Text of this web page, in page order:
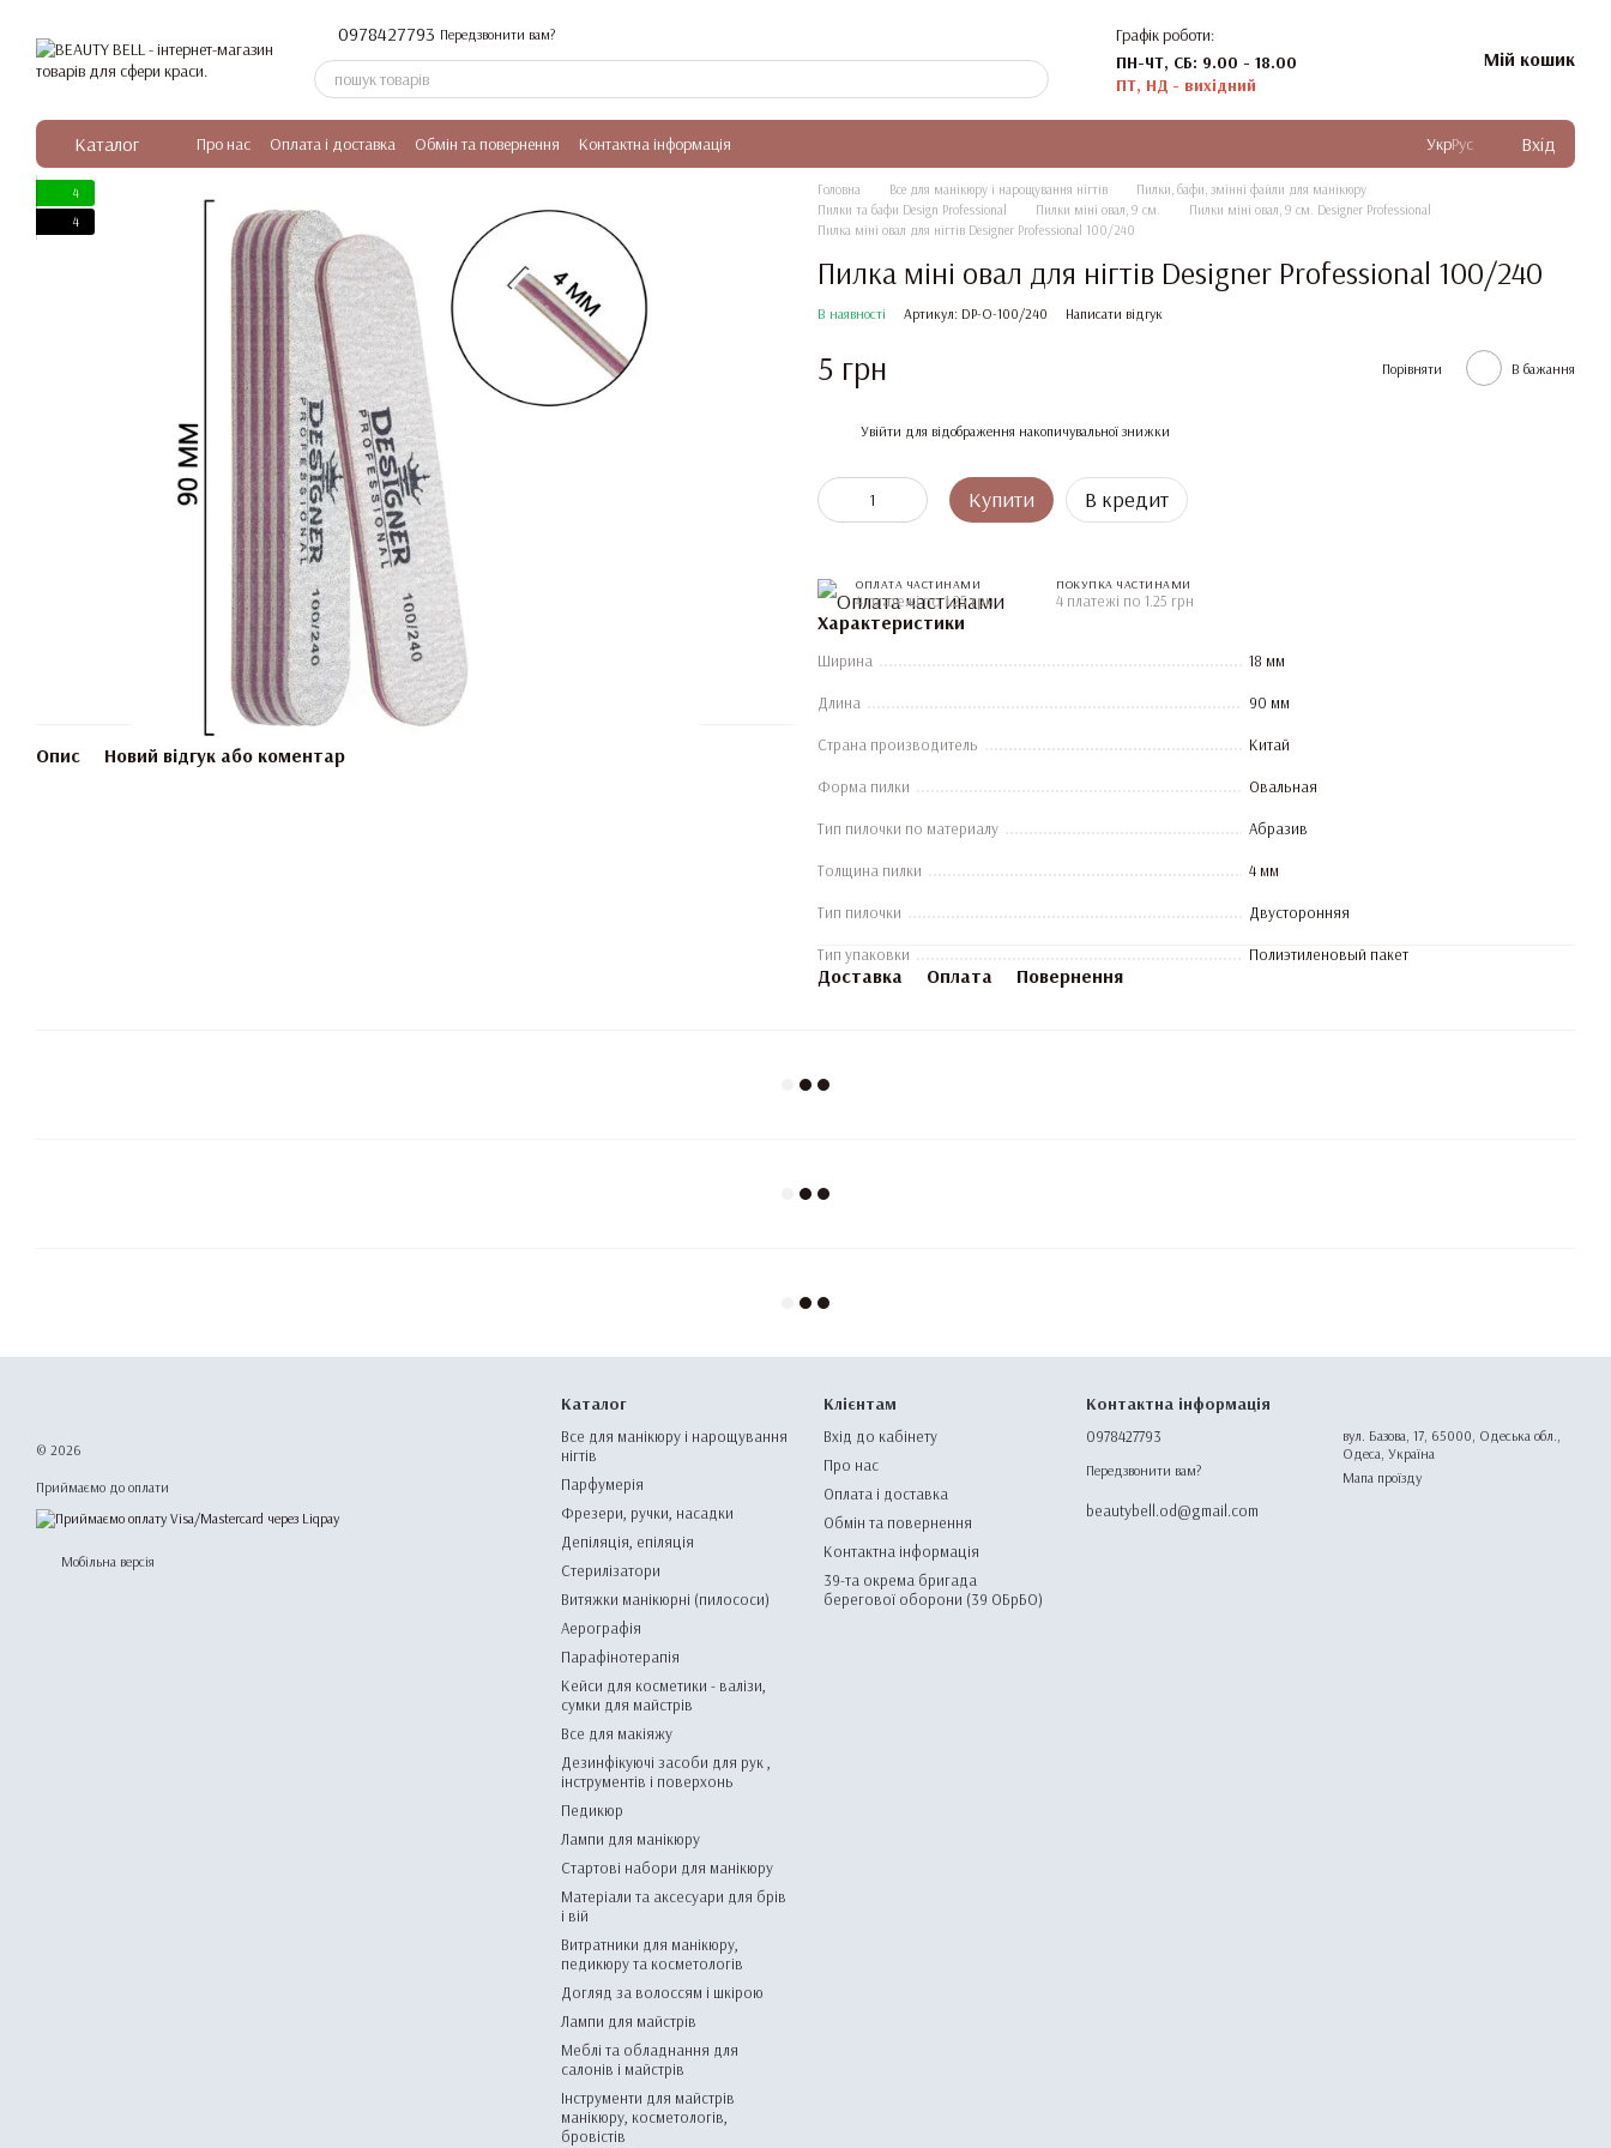
0978427793 Передзвонити вам?
Графік роботи:
ПН-ЧТ, СБ: 9.00 - 18.00
ПТ, НД - вихідний
Мій кошик
Каталог Про нас Оплата і доставка Обмін та повернення Контактна інформація УкрРус Вхід
4
4
Опис Новий відгук або коментар
Головна Все для манікюру і нарощування нігтів
Пилки, бафи, змінні файли для манікюру
Пилки та бафи Design Professional
Пилки міні овал, 9 см.
Пилки міні овал, 9 см. Designer Professional
Пилка міні овал для нігтів Designer Professional 100/240
Пилка міні овал для нігтів Designer Professional 100/240
В наявності Артикул: DP-O-100/240 Написати відгук
5 грн Порівняти В бажання
Увійти для відображення накопичувальної знижки
Купити В кредит
ОПЛАТА ЧАСТИНАМИ
4 платежі по 1.25 грн
ПОКУПКА ЧАСТИНАМИ
4 платежі по 1.25 грн
Характеристики
Ширина 18 мм
Длина 90 мм
Страна производитель Китай
Форма пилки Овальная
Тип пилочки по материалу Абразив
Толщина пилки 4 мм
Тип пилочки Двусторонняя
Тип упаковки Полиэтиленовый пакет
Доставка Оплата Повернення
© 2026
Приймаємо до оплати
Мобільна версія
Каталог
Все для манікюру і нарощування
нігтів
Парфумерія
Фрезери, ручки, насадки
Депіляція, епіляція
Стерилізатори
Витяжки манікюрні (пилососи)
Аерографія
Парафінотерапія
Кейси для косметики - валізи,
сумки для майстрів
Все для макіяжу
Дезинфікуючі засоби для рук ,
інструментів і поверхонь
Педикюр
Лампи для манікюру
Стартові набори для манікюру
Матеріали та аксесуари для брів
і вій
Витратники для манікюру,
педикюру та косметологів
Догляд за волоссям і шкірою
Лампи для майстрів
Меблі та обладнання для
салонів і майстрів
Інструменти для майстрів
манікюру, косметологів,
бровістів
Клієнтам
Вхід до кабінету
Про нас
Оплата і доставка
Обмін та повернення
Контактна інформація
39-та окрема бригада
берегової оборони (39 ОБрБО)
Контактна інформація
0978427793
Передзвонити вам?
beautybell.od@gmail.com
вул. Базова, 17, 65000, Одеська обл.,
Одеса, Україна
Мапа проїзду